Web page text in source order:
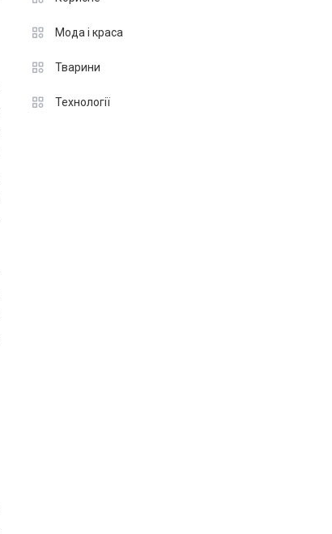
Мода і краса
Тварини
Технології